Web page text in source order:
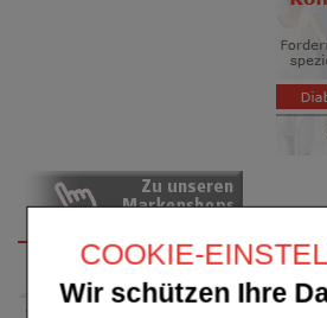
COOKIE-
Wir schützen Ihre